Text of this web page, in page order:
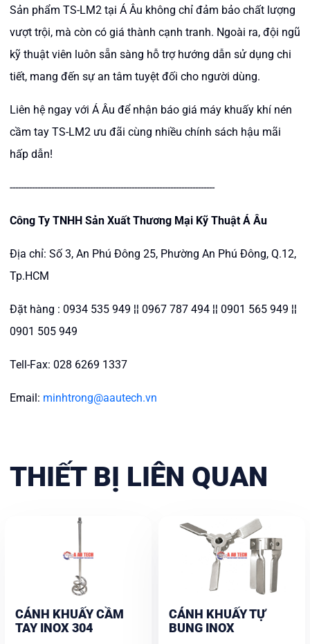
Sản phẩm TS-LM2 tại Á Âu không chỉ đảm bảo chất lượng
vượt trội, mà còn có giá thành cạnh tranh. Ngoài ra, đội ngũ
kỹ thuật viên luôn sẵn sàng hỗ trợ hướng dẫn sử dụng chi
tiết, mang đến sự an tâm tuyệt đối cho người dùng.
Liên hệ ngay với Á Âu để nhận báo giá máy khuấy khí nén
cầm tay TS-LM2 ưu đãi cùng nhiều chính sách hậu mãi
hấp dẫn!
--------------------------------------------------------------------------
Công Ty TNHH Sản Xuất Thương Mại Kỹ Thuật Á Âu
Địa chỉ: Số 3, An Phú Đông 25, Phường An Phú Đông, Q.12,
Tp.HCM
Đặt hàng : 0934 535 949 ¦¦ 0967 787 494 ¦¦ 0901 565 949 ¦¦
0901 505 949
Tell-Fax: 028 6269 1337
Email: minhtrong@aautech.vn
THIẾT BỊ LIÊN QUAN
CÁNH KHUẤY CẦM
TAY INOX 304
CÁNH KHUẤY TỰ
BUNG INOX